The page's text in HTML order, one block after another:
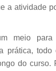
a atividade
meio
prática, todo
do curso.